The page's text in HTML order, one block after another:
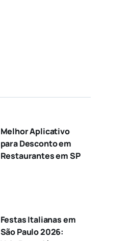
Melhor Aplicativo
para Desconto em
Restaurantes em SP
Festas Italianas em
São Paulo 2026: